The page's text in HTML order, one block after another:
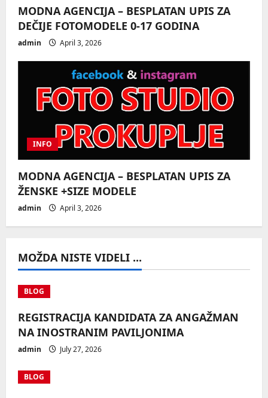
MODNA AGENCIJA – BESPLATAN UPIS ZA
DEČIJE FOTOMODELE 0-17 GODINA
admin April 3, 2026
INFO
MODNA AGENCIJA – BESPLATAN UPIS ZA
ŽENSKE +SIZE MODELE
admin April 3, 2026
MOŽDA NISTE VIDELI ...
BLOG
REGISTRACIJA KANDIDATA ZA ANGAŽMAN
NA INOSTRANIM PAVILJONIMA
admin July 27, 2026
BLOG